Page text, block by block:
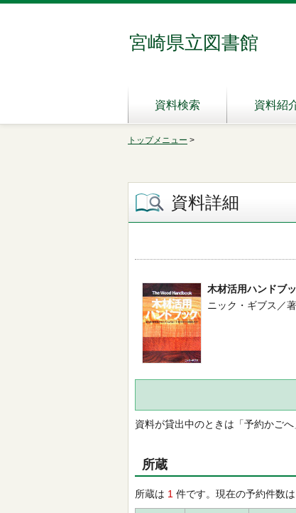
宮崎県立図書館
資料検索 資料紹
トップメニュー >
資料詳細
木材活用ハンドブ
ニック・ギブス／
資料が貸出中のときは「予約かご
所蔵
所蔵は 1 件です。現在の予約件数は